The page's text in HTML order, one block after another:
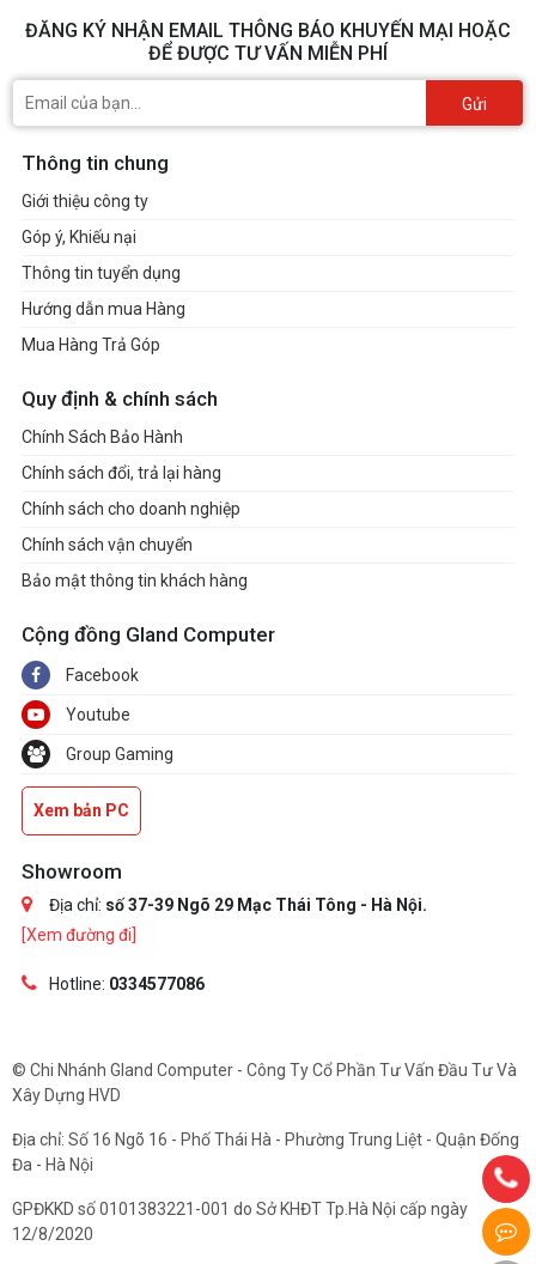
ĐĂNG KÝ NHẬN EMAIL THÔNG BÁO KHUYẾN MẠI HOẶC
ĐỂ ĐƯỢC TƯ VẤN MIỄN PHÍ
Gửi
Thông tin chung
Giới thiệu công ty
Góp ý, Khiếu nại
Thông tin tuyển dụng
Hướng dẫn mua Hàng
Mua Hàng Trả Góp
Quy định & chính sách
Chính Sách Bảo Hành
Chính sách đổi, trả lại hàng
Chính sách cho doanh nghiệp
Chính sách vận chuyển
Bảo mật thông tin khách hàng
Cộng đồng Gland Computer
Facebook
Youtube
Group Gaming
Xem bản PC
Showroom
Địa chỉ: số 37-39 Ngõ 29 Mạc Thái Tông - Hà Nội.
[Xem đường đi]
Hotline: 0334577086
© Chi Nhánh Gland Computer - Công Ty Cổ Phần Tư Vấn Đầu Tư Và
Xây Dựng HVD
Địa chỉ: Số 16 Ngõ 16 - Phố Thái Hà - Phường Trung Liệt - Quận Đống
Đa - Hà Nội
GPĐKKD số 0101383221-001 do Sở KHĐT Tp.Hà Nội cấp ngày
12/8/2020